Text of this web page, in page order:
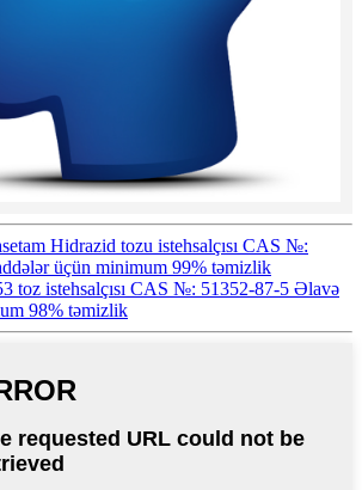
Hidrazid tozu istehsalçısı CAS №:
üçün minimum 99% təmizlik
toz istehsalçısı CAS №: 51352-87-5 Əlavə
98% təmizlik